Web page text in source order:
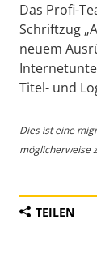
Das Profi-
Schriftzug
neuem
Titel- und
Dies ist eine
möglicherweise
TEILEN